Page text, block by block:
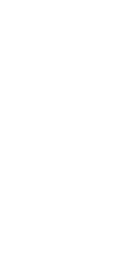
NEUER AUFTRAG
Bei unserem